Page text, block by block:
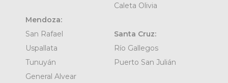
Mendoza:
San Rafael
Uspallata
Tunuyán
General Alvear
Caleta Olivia
Santa Cruz:
Río Gallegos
Puerto San Julián